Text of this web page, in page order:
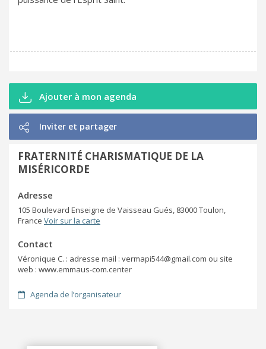
Ajouter à mon agenda
Inviter et partager
FRATERNITÉ CHARISMATIQUE DE LA
MISÉRICORDE
Adresse
105 Boulevard Enseigne de Vaisseau Gués, 83000 Toulon,
France Voir sur la carte
Contact
Véronique C. : adresse mail : vermapi544@gmail.com ou site
web : www.emmaus-com.center
Agenda de l’organisateur